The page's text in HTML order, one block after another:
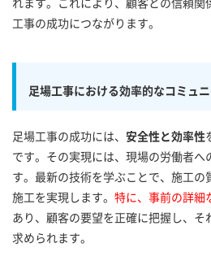
れます。これにより、顧客との信頼関
工事の成功につながります。
足場工事における効率的なコミュ
足場工事の成功には、 安全性と効率性
です。その実現には、現場の労働者へ
す。最新の技術を学ぶことで、施工の
施工を実現します。 特に、事前の詳細
あり、顧客の要望を正確に把握し、そ
求められます。